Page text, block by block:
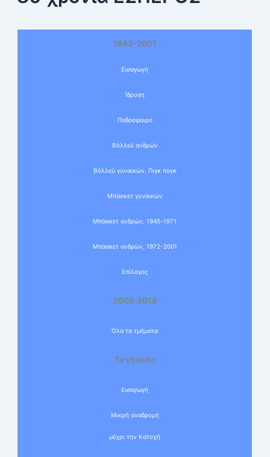
1943-2001
Εισαγωγή
Ίδρυση
Ποδόσφαιρο
Βόλλεϋ ανδρών
Βόλλεϋ γυναικών, Πιγκ πογκ
Μπάσκετ γυναικών
Μπάσκετ ανδρών, 1945-1971
Μπάσκετ ανδρών, 1972-2001
Επίλογος
2002-2013
Όλα τα τμήματα
Τα γήπεδα
Εισαγωγή
Μικρή αναδρομή
μέχρι την Κατοχή